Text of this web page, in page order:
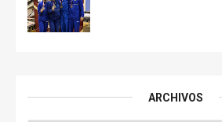
ARCHIVOS